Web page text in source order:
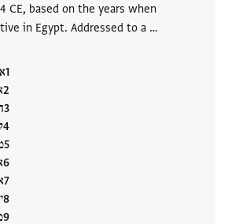
CE, based on the years when
in Egypt. Addressed to a …